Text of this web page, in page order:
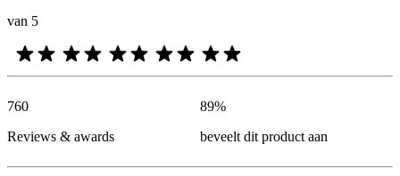
van 5
760
Reviews & awards
89%
beveelt dit product aan